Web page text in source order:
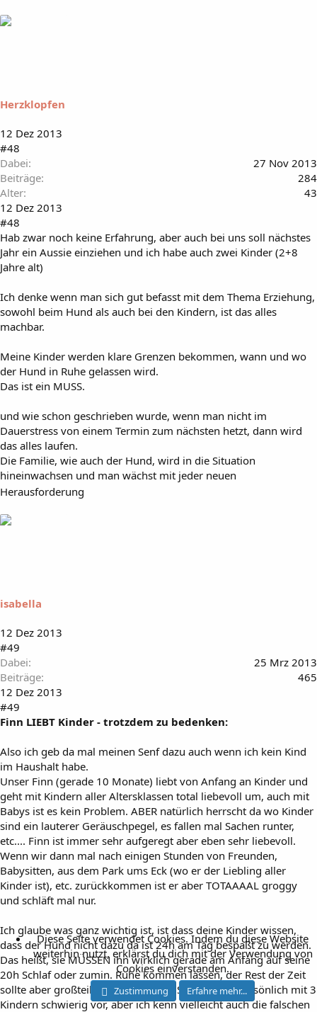
Herzklopfen
12 Dez 2013
#48
Dabei
27 Nov 2013
Beiträge
284
Alter
43
12 Dez 2013
#48
Hab zwar noch keine Erfahrung, aber auch bei uns soll nächstes
Jahr ein Aussie einziehen und ich habe auch zwei Kinder (2+8
Jahre alt)
Ich denke wenn man sich gut befasst mit dem Thema Erziehung,
sowohl beim Hund als auch bei den Kindern, ist das alles
machbar.
Meine Kinder werden klare Grenzen bekommen, wann und wo
der Hund in Ruhe gelassen wird.
Das ist ein MUSS.
und wie schon geschrieben wurde, wenn man nicht im
Dauerstress von einem Termin zum nächsten hetzt, dann wird
das alles laufen.
Die Familie, wie auch der Hund, wird in die Situation
hineinwachsen und man wächst mit jeder neuen
Herausforderung
isabella
12 Dez 2013
#49
Dabei
25 Mrz 2013
Beiträge
465
12 Dez 2013
#49
Finn LIEBT Kinder - trotzdem zu bedenken:
Also ich geb da mal meinen Senf dazu auch wenn ich kein Kind
im Haushalt habe.
Unser Finn (gerade 10 Monate) liebt von Anfang an Kinder und
geht mit Kindern aller Altersklassen total liebevoll um, auch mit
Babys ist es kein Problem. ABER natürlich herrscht da wo Kinder
sind ein lauterer Geräuschpegel, es fallen mal Sachen runter,
etc.... Finn ist immer sehr aufgeregt aber eben sehr liebevoll.
Wenn wir dann mal nach einigen Stunden von Freunden,
Babysitten, aus dem Park ums Eck (wo er der Liebling aller
Kinder ist), etc. zurückkommen ist er aber TOTAAAAL groggy
und schläft mal nur.
Ich glaube was ganz wichtig ist, ist dass deine Kinder wissen,
dass der Hund nicht dazu da ist 24h am Tag bespaßt zu werden.
Das heißt, sie MÜSSEN ihn wirklich gerade am Anfang auf seine
20h Schlaf oder zumin. Ruhe kommen lassen, der Rest der Zeit
sollte aber großteils ruhig ablaufen. Stell ich mir persönlich mit 3
Kindern schwierig vor, aber ich kenn vielleicht auch die falschen
Diese Seite verwendet Cookies. Indem du diese Website
weiterhin nutzt, erklärst du dich mit der Verwendung von
Cookies einverstanden.
Zustimmung Erfahre mehr...